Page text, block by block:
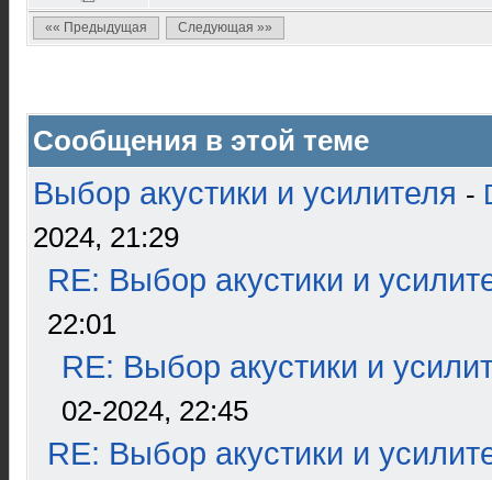
«« Предыдущая Следующая »»
Сообщения в этой теме
Выбор акустики и усилителя -
2024, 21:29
RE: Выбор акустики и
22:01
RE: Выбор акустики и
02-2024, 22:45
RE: Выбор акустики и